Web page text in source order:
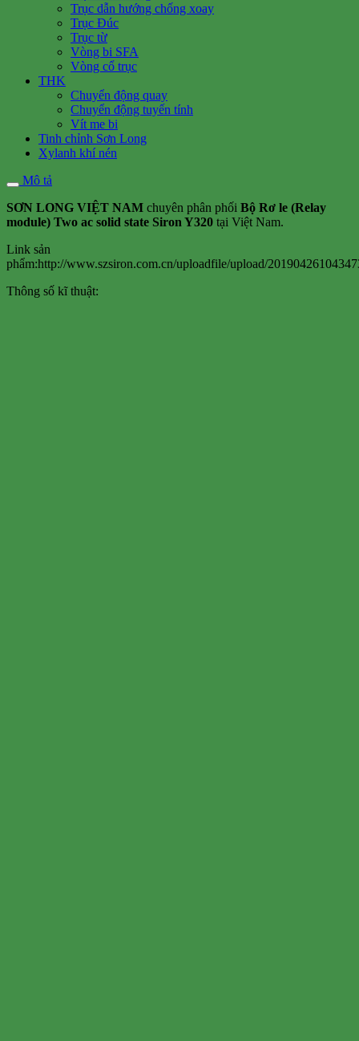
Trục dẫn hướng chống xoay
Trục Đúc
Trục từ
Vòng bi SFA
Vòng cổ trục
THK
Chuyển động quay
Chuyển động tuyến tính
Vít me bi
Tinh chỉnh Sơn Long
Xylanh khí nén
Mô tả
SƠN LONG VIỆT NAM chuyên phân phối Bộ Rơ le (Relay
module) Two ac solid state Siron Y320 tại Việt Nam.
Link sản
phẩm:http://www.szsiron.com.cn/uploadfile/upload/
Thông số kĩ thuật: